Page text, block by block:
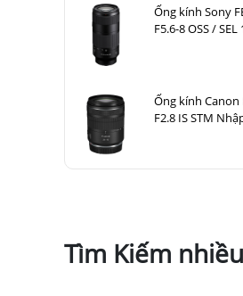
Ống kính Sony
F5.6-8 OSS / SEL
Ống kính Canon
F2.8 IS STM
Tìm Kiếm nhiều